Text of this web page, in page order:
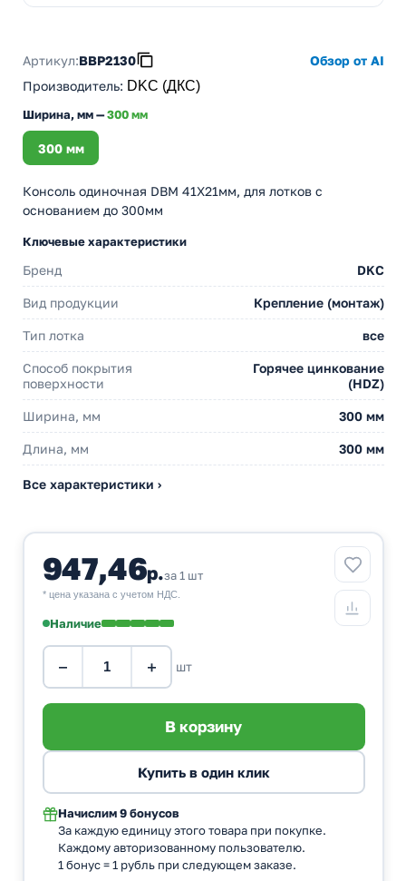
Артикул:BBP2130
Обзор от AI
Производитель: DKC (ДКС)
Ширина, мм —300 мм
300 мм
Консоль одиночная DBM 41Х21мм, для лотков с
основанием до 300мм
Ключевые характеристики
Бренд DKC
Вид продукции Крепление (монтаж)
Тип лотка все
Способ покрытия
поверхности
Горячее цинкование
(HDZ)
Ширина, мм 300 мм
Длина, мм 300 мм
Все характеристики ›
947,46р.за 1 шт
* цена указана с учетом НДС.
Наличие
− + шт
Начислим 9 бонусов
За каждую единицу этого товара при покупке.
Каждому авторизованному пользователю.
1 бонус = 1 рубль при следующем заказе.